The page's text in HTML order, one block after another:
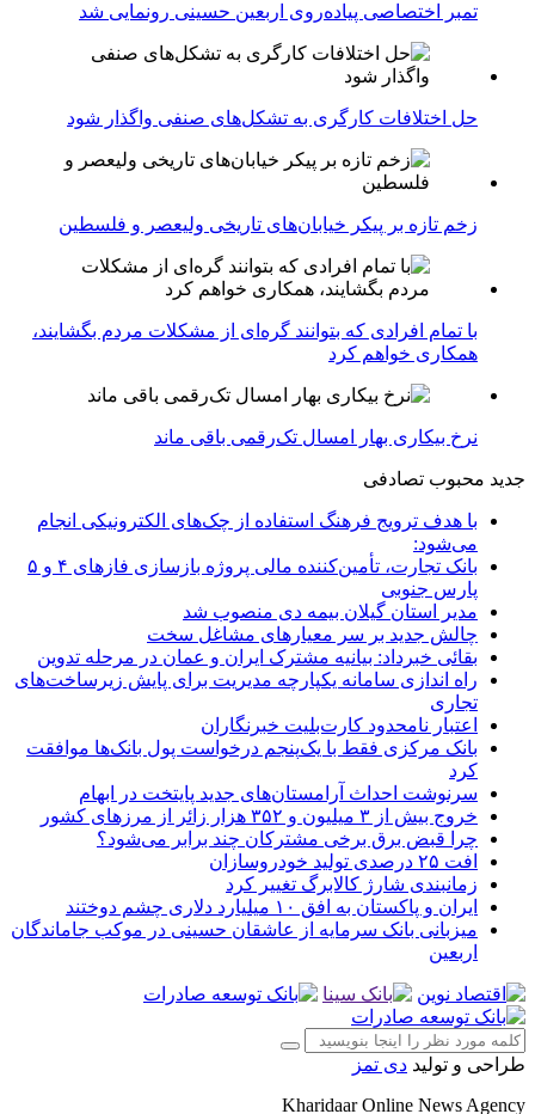
تمبر اختصاصی پیاده‌روی اربعین حسینی رونمایی شد
حل اختلافات کارگری به تشکل‌های صنفی واگذار شود
زخم تازه بر پیکر خیابان‌های تاریخی ولیعصر و فلسطین
با تمام افرادی که بتوانند گره‌ای از مشکلات مردم بگشایند،
همکاری خواهم کرد
نرخ بیکاری بهار امسال تک‌رقمی باقی ماند
جدید محبوب تصادفی
با هدف ترویج فرهنگ استفاده از چک‌های الکترونیکی انجام
می‌شود:
بانک تجارت، تأمین‌کننده مالی پروژه بازسازی فازهای ۴ و ۵
پارس جنوبی
مدیر استان گیلان بیمه دی منصوب شد
چالش جدید بر سر معیارهای مشاغل سخت
بقائی خبرداد: بیانیه مشترک ایران و عمان در مرحله تدوین
راه اندازی سامانه یکپارچه مدیریت برای پایش زیرساخت‌های
تجاری
اعتبار نامحدود کارت‌بلیت خبرنگاران
بانک مرکزی فقط با یک‌‎پنجم درخواست پول بانک‌ها موافقت
کرد
سرنوشت احداث آرامستان‌های جدید پایتخت در ابهام
خروج بیش از ۳ میلیون و ۳۵۲ هزار زائر از مرزهای کشور
چرا قبض برق برخی مشترکان چند برابر می‌شود؟
افت ۲۵ درصدی تولید خودروسازان
زمانبندی شارژ کالابرگ تغییر کرد
ایران و پاکستان به افق ۱۰ میلیارد دلاری چشم دوختند
میزبانی بانک سرمایه از عاشقان حسینی در موکب جاماندگان
اربعین
طراحی و تولید دی تمز
Kharidaar Online News Agency